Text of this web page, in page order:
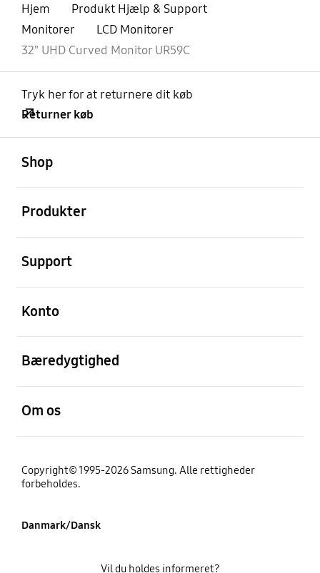
Hjem
Produkt Hjælp & Support
Monitorer
LCD Monitorer
32" UHD Curved Monitor UR59C
Tryk her for at returnere dit køb
Returner køb
Shop
Produkter
Support
Konto
Bæredygtighed
Om os
Copyright© 1995-2026 Samsung. Alle rettigheder
forbeholdes.
Danmark/Dansk
Vil du holdes informeret?